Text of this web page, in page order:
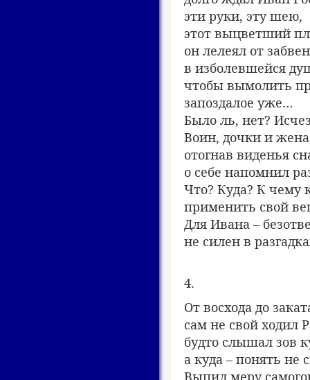
эти руки, эту шею,
этот выцветший
он лелеял от
в изболевшейся
чтобы вымолить
запоздалое уже…
Было ль, нет?
Воин, дочки и
отогнав виденья
о себе напомнил
Что? Куда? К чему
применить свой
Для Ивана –
не силен в
4.
От восхода до
сам не свой ходил
будто слышал зов
а куда – понять не
Выпил меру